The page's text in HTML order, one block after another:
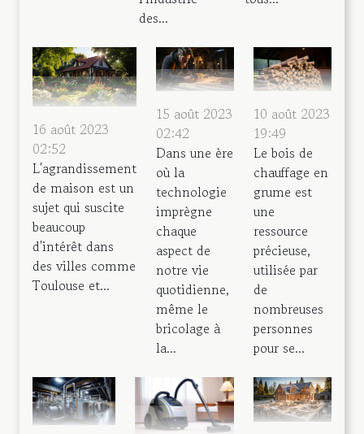
des...
16 août 2023
02:52
L'agrandissement
de maison est un
sujet qui suscite
beaucoup
d'intérêt dans
des villes comme
Toulouse et...
15 août 2023
02:42
Dans une ère
où la
technologie
imprègne
chaque
aspect de
notre vie
quotidienne,
même le
bricolage à
la...
10 août 2023
19:49
Le bois de
chauffage en
grume est
une
ressource
précieuse,
utilisée par
de
nombreuses
personnes
pour se...